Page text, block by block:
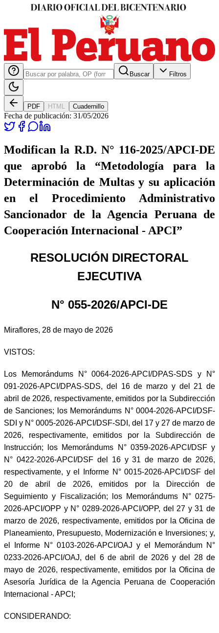
Buscar Filtros
PDF HTML Cuadernillo
Fecha de publicación: 31/05/2026
Modifican la R.D. N° 116-2025/APCI-DE
que aprobó la “Metodología para la
Determinación de Multas y su aplicación
en el Procedimiento Administrativo
Sancionador de la Agencia Peruana de
Cooperación Internacional - APCI”
RESOLUCIÓN DIRECTORAL
EJECUTIVA
N° 055-2026/APCI-DE
Miraflores, 28 de mayo de 2026
VISTOS:
Los Memorándums N° 0064-2026-APCI/DPAS-SDS y N°
091-2026-APCI/DPAS-SDS, del 16 de marzo y del 21 de
abril de 2026, respectivamente, emitidos por la Subdirección
de Sanciones; los Memorándums N° 0004-2026-APCI/DSF-
SDI y N° 0005-2026-APCI/DSF-SDI, del 17 y 27 de marzo de
2026, respectivamente, emitidos por la Subdirección de
Instrucción; los Memorándums N° 0359-2026-APCI/DSF y
N° 0422-2026-APCI/DSF del 16 y 31 de marzo de 2026,
respectivamente, y el Informe N° 0015-2026-APCI/DSF del
20 de abril de 2026, emitidos por la Dirección de
Seguimiento y Fiscalización; los Memorándums N° 0275-
2026-APCI/OPP y N° 0289-2026-APCI/OPP, del 27 y 31 de
marzo de 2026, respectivamente, emitidos por la Oficina de
Planeamiento, Presupuesto, Modernización e Inversiones; y,
el Informe N° 0103-2026-APCI/OAJ y el Memorándum N°
0233-2026-APCI/OAJ, del 6 de abril de 2026 y del 28 de
mayo de 2026, respectivamente, emitidos por la Oficina de
Asesoría Jurídica de la Agencia Peruana de Cooperación
Internacional - APCI;
CONSIDERANDO: